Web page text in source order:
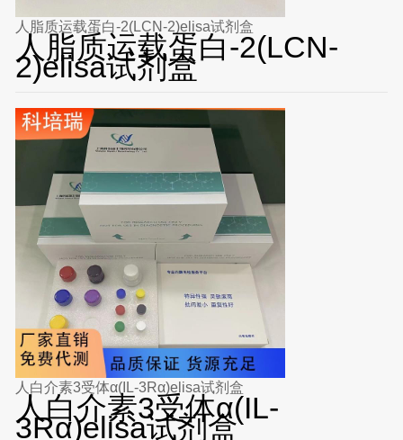
人脂质运载蛋白-2(LCN-2)elisa试剂盒
人脂质运载蛋白-2(LCN-
2)elisa试剂盒
人白介素3受体α(IL-3Rα)elisa试剂盒
人白介素3受体α(IL-
3Rα)elisa试剂盒